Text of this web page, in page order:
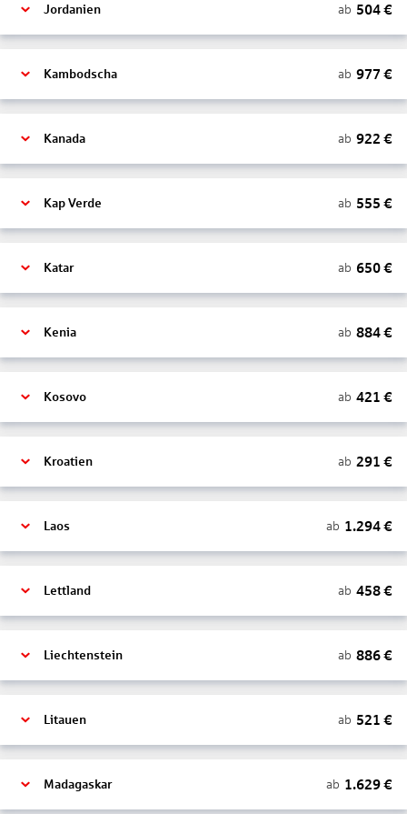
Jordanien ab 504€
Kambodscha ab 977 €
Kanada ab 922 €
Kap Verde ab 555 €
Katar ab 650€
Kenia ab 884€
Kosovo ab 421 €
Kroatien ab 291 €
Laos ab 1.294€
Lettland ab 458€
Liechtenstein ab 886€
Litauen ab 521 €
Madagaskar ab 1.629€